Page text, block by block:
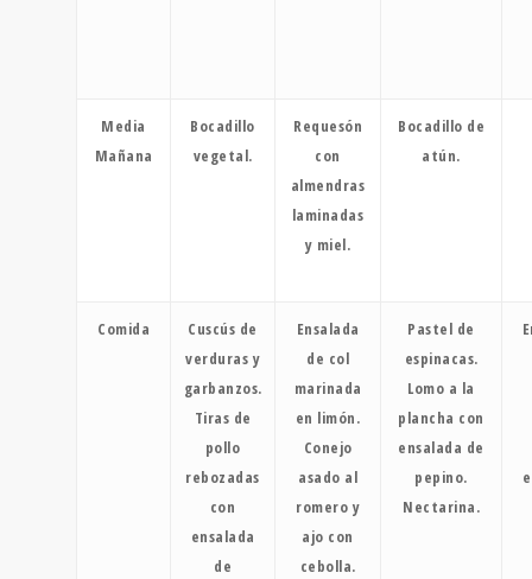
Media
Mañana
Bocadillo
vegetal.
Requesón
con
almendras
laminadas
y miel.
Bocadillo de
atún.
Comida
Cuscús de
verduras y
garbanzos.
Tiras de
pollo
rebozadas
con
ensalada
de
Ensalada
de col
marinada
en limón.
Conejo
asado al
romero y
ajo con
cebolla.
Pastel de
espinacas.
Lomo a la
plancha con
ensalada de
pepino.
Nectarina.